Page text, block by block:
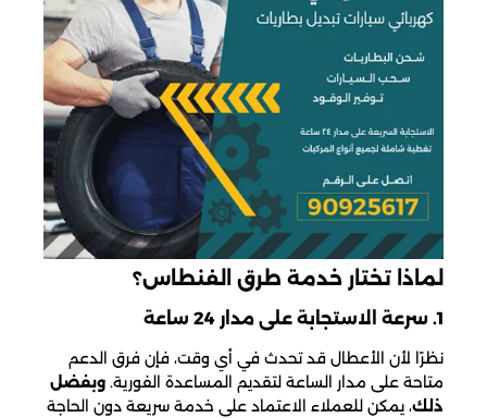
لماذا تختار خدمة طرق الفنطاس؟
1. سرعة الاستجابة على مدار 24 ساعة
نظرًا لأن الأعطال قد تحدث في أي وقت، فإن فرق الدعم
متاحة على مدار الساعة لتقديم المساعدة الفورية. وبفضل
ذلك، يمكن للعملاء الاعتماد على خدمة سريعة دون الحاجة